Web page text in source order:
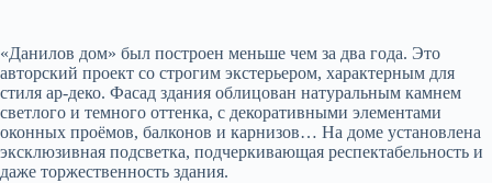
«Данилов дом» был построен меньше чем за два года. Это
авторский проект со строгим экстерьером, характерным для
стиля ар-деко. Фасад здания облицован натуральным камнем
светлого и темного оттенка, с декоративными элементами
оконных проёмов, балконов и карнизов… На доме установлена
эксклюзивная подсветка, подчеркивающая респектабельность и
даже торжественность здания.